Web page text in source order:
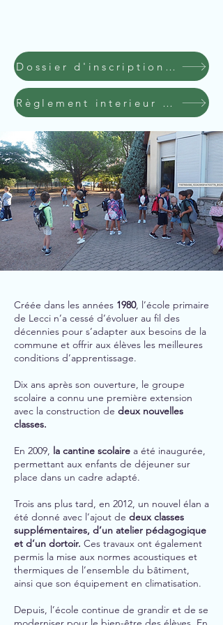
Dossier d'inscription en classe passerelle TPS
Règlement interieur restauration scolaire et garderie
Créée dans les années 1980, l’école primaire
de Lecci n’a cessé d’évoluer au fil des
décennies pour s’adapter aux besoins de la
commune et offrir aux élèves les meilleures
conditions d’apprentissage.
Dix ans après son ouverture, le groupe
scolaire a connu une première extension
avec la construction de deux nouvelles
classes.
En 2009, la cantine scolaire a été inaugurée,
permettant aux enfants de déjeuner sur
place dans un cadre adapté.
Trois ans plus tard, en 2012, un nouvel élan a
été donné avec l’ajout de deux classes
supplémentaires, d’un atelier pédagogique
et d’un dortoir. Ces travaux ont également
permis la mise aux normes acoustiques et
thermiques de l’ensemble du bâtiment,
ainsi que son équipement en climatisation.
Depuis, l’école continue de grandir et de se